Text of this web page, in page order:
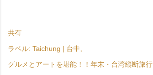
共有
ラベル: Taichung | 台中
グルメとアートを堪能！！年末・台湾縦断旅行